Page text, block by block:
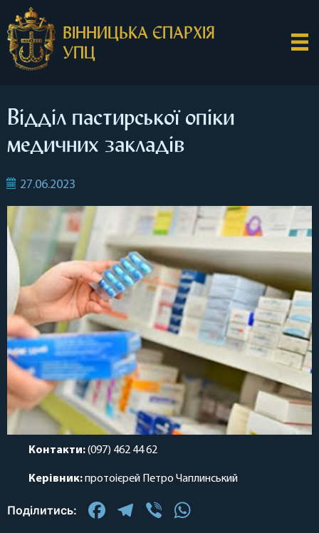
ВІННИЦЬКА ЄПАРХІЯ
УПЦ
Відділ пастирської опіки
медичних закладів
27.06.2023
Контакти:(097) 462 44 62
Керівник:протоієрей Петро Чаплинський
Поділитись: Facebook
Telegram
Viber